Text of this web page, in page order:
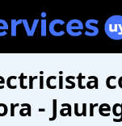
-